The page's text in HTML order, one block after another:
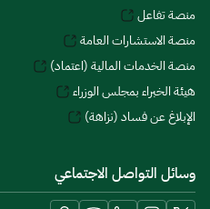
منصة تفاعل
منصة الاستشارات العامة
منصة الخدمات المالية (اعتماد)
هيئة الخبراء بمجلس الوزراء
الإبلاغ عن فساد (نزاهة)
وسائل التواصل الاجتماعي